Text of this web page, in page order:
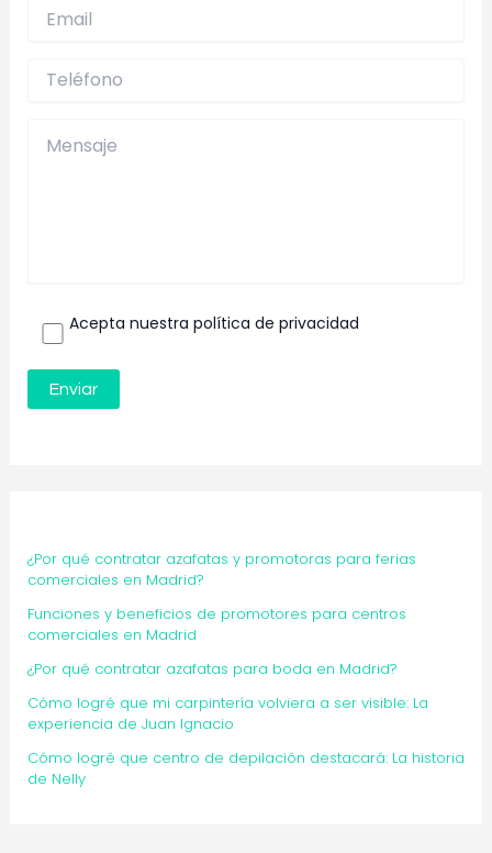
Acepta nuestra política de privacidad
¿Por qué contratar azafatas y promotoras para ferias
comerciales en Madrid?
Funciones y beneficios de promotores para centros
comerciales en Madrid
¿Por qué contratar azafatas para boda en Madrid?
Cómo logré que mi carpintería volviera a ser visible: La
experiencia de Juan Ignacio
Cómo logré que centro de depilación destacará: La historia
de Nelly